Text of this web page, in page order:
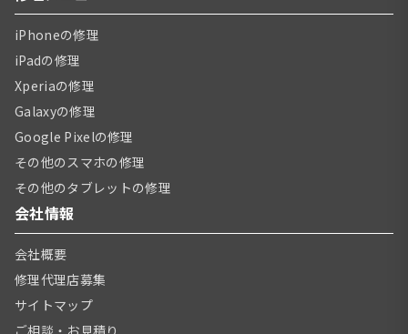
iPhoneの修理
iPadの修理
Xperiaの修理
Galaxyの修理
Google Pixelの修理
その他のスマホの修理
その他のタブレットの修理
会社情報
会社概要
修理代理店募集
サイトマップ